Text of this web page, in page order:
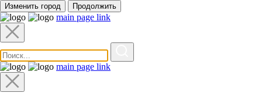
Изменить город Продолжить
main page link
main page link